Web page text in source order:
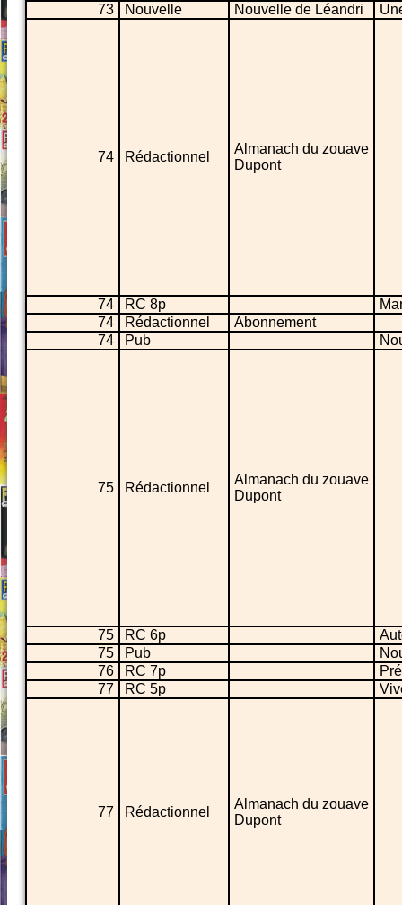
73 Nouvelle Nouvelle de Léandri
74 Rédactionnel
Almanach du zouave
Dupont
74 RC 8p
74
Rédactionnel
Abonnement
74
Pub
75 Rédactionnel
Almanach du zouave
Dupont
75 RC 6p
75
Pub
76
RC 7p
77
RC 5p
77 Rédactionnel
Almanach du zouave
Dupont